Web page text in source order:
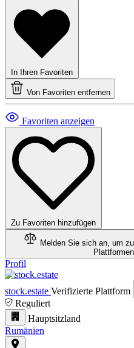
In Ihren Favoriten
Von Favoriten entfernen
Favoriten anzeigen
Zu Favoriten hinzufügen
Melden Sie sich an, um
Profil
stock.estate Verifizierte Plattform
Reguliert
Hauptsitzland
Rumänien